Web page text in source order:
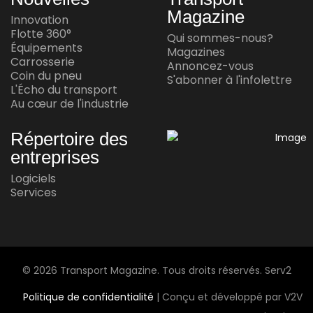
INNOVATION
Waabi et Volvo annoncent une autre
réussite en conduite autonome
Jul 15, 2026
AU CŒUR DE L'INDUSTRIE
Express Frontières
Jul 14, 2026
Jul 13, 2026
Innovation
Flotte 360°
Équipements
Carrosserie
Coin du pneu
L'Écho du transport
Au cœur de l'industrie
Magazine
Qui sommes-nous?
Magazines
Annoncez-vous
S'abonner à l'infolettre
Répertoire des
entreprises
Logiciels
Services
© 2026 Transport Magazine. Tous droits réservés. Serv2
Politique de confidentialité | Conçu et développé par V2V